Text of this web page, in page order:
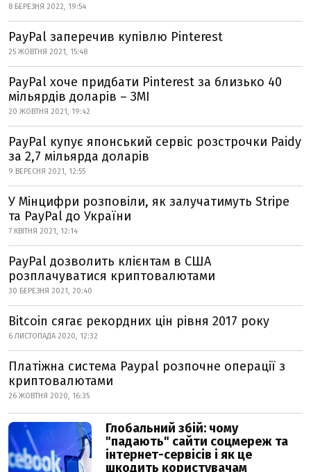
8 БЕРЕЗНЯ 2022, 19:54
PayPal заперечив купівлю Pinterest
25 ЖОВТНЯ 2021, 15:48
PayPal хоче придбати Pinterest за близько 40
мільярдів доларів – ЗМІ
20 ЖОВТНЯ 2021, 19:42
PayPal купує японський сервіс розстрочки Paidy
за 2,7 мільярда доларів
9 ВЕРЕСНЯ 2021, 12:55
У Мінцифри розповіли, як залучатимуть Stripe
та PayPal до України
7 КВІТНЯ 2021, 12:14
PayPal дозволить клієнтам в США
розплачуватися криптовалютами
30 БЕРЕЗНЯ 2021, 20:40
Bitcoin сягає рекордних цін рівня 2017 року
6 ЛИСТОПАДА 2020, 12:32
Платіжна система Paypal розпочне операції з
криптовалютами
26 ЖОВТНЯ 2020, 16:35
Глобальний збій: чому
"падають" сайти соцмереж та
інтернет-сервісів і як це
шкодить користувачам